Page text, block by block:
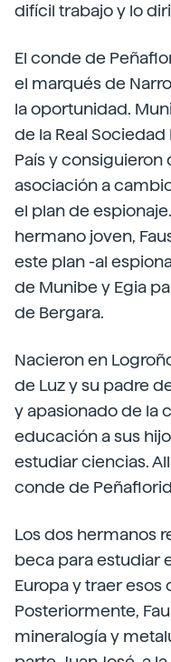
difícil trabajo y lo
El conde de
el marqués de
la oportunidad.
de la Real
País y consiguieron
asociación a
el plan de
hermano joven,
este plan -al
de Munibe y Egia
de Bergara.
Nacieron en
de Luz y su padre
y apasionado de la
educación a sus
estudiar ciencias.
conde de
Los dos hermanos
beca para estudiar
Europa y traer
Posteriormente,
mineralogía y